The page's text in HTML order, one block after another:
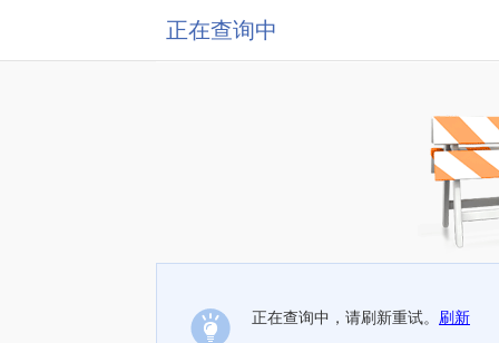
正在查询中
正在查询中，请刷新重试。 刷新